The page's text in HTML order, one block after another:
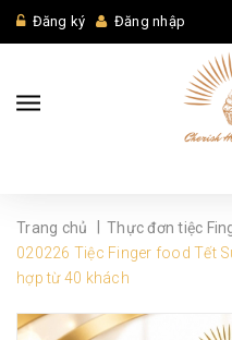
Đăng ký Đăng nhập
Trang chủ Thực đơn tiệc
020226 Tiệc Finger food Tết
hợp từ 40 khách